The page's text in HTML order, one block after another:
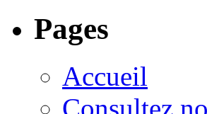
Pages
Accueil
Consultez